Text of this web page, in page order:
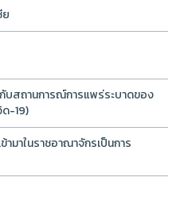
บสถานการณ์การแพร่ระบาดของ
ด-19)
มาในราชอาณาจักรเป็นการ